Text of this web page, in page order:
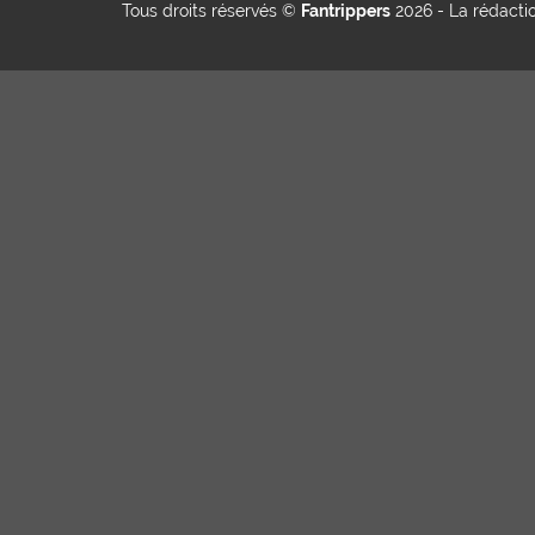
Tous droits réservés © Fantrippers 2026 - La